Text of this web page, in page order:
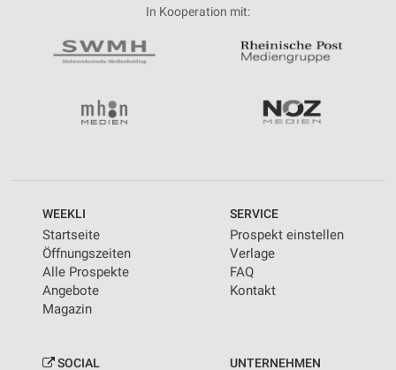
In Kooperation mit:
WEEKLI
Startseite
Öffnungszeiten
Alle Prospekte
Angebote
Magazin
SERVICE
Prospekt einstellen
Verlage
FAQ
Kontakt
SOCIAL UNTERNEHMEN